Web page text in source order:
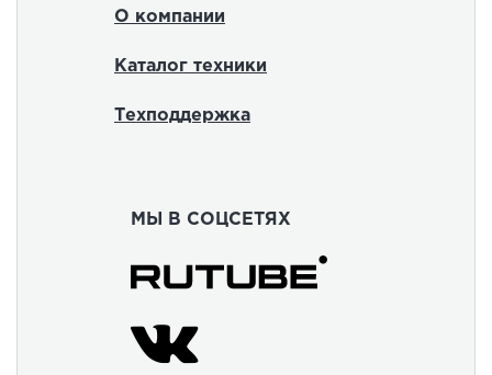
О компании
Каталог техники
Техподдержка
МЫ В СОЦСЕТЯХ